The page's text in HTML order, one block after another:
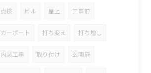
点検 ビル 屋上 工事前
カーポート 打ち変え 打ち増し
内装工事 取り付け 玄関扉